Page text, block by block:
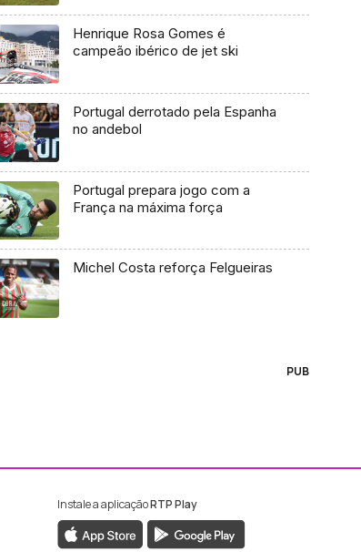
Henrique Rosa Gomes é
campeão ibérico de jet ski
Portugal derrotado pela Espanha
no andebol
Portugal prepara jogo com a
França na máxima força
Michel Costa reforça Felgueiras
PUB
da RTP Madeira
da RTP Madeira
Instale a aplicaçãoRTP Play